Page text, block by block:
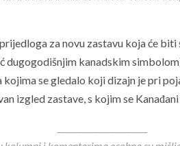
za novu zastavu koja će
kanadskim
kojima se gledalo koji dizajn je pri
izgled zastave, s kojim se Kanađani